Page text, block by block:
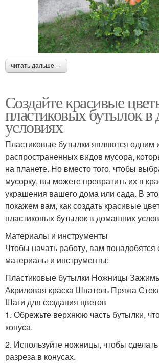
читать дальше →
Создайте красивые
пластиковых бутылок
условиях
Пластиковые бутылки являются одним
распространенных видов мусора,
на планете. Но вместо того, чтобы
мусорку, вы можете превратить их в
украшения вашего дома или сада. В
покажем вам, как создать красивые
пластиковых бутылок в домашних
Материалы и инструменты
Чтобы начать работу, вам
материалы и инструменты:
Пластиковые бутылки Ножницы
Акриловая краска Шпатель Пряжа
Шаги для создания цветов
1. Обрежьте верхнюю часть бутылки,
конуса.
2. Используйте ножницы, чтобы
разреза в конусах.